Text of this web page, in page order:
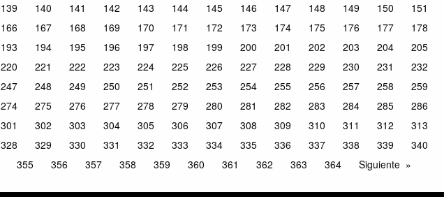
139 140 141 142 143 144 145 146 147 148 149 150
151
166 167 168 169 170 171 172 173 174 175 176 177
178
193 194 195 196 197 198 199 200 201 202 203 204
205
220 221 222 223 224 225 226 227 228 229 230 231
232
247 248 249 250 251 252 253 254 255 256 257 258
259
274 275 276 277 278 279 280 281 282 283 284 285
286
301 302 303 304 305 306 307 308 309 310 311 312
313
328 329 330 331 332 333 334 335 336 337 338 339
340
355 356 357 358 359 360 361 362 363 364 Siguiente